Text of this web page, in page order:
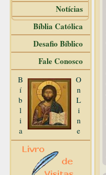
Notícias
Bíblia Católica
Desafio Bíblico
Fale Conosco
B
í
b
l
i
a
O
n
L
i
n
e